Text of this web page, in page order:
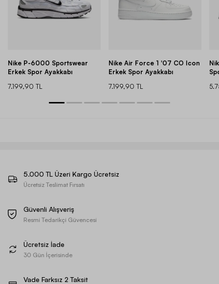
Nike P-6000 Sportswear
Erkek Spor Ayakkabı
7.199,90 TL
Nike Air Force 1 '07 CO Icon
Erkek Spor Ayakkabı
7.199,90 TL
5.000 TL Üzeri Kargo Ücretsiz
Ücretsiz Teslimat Fırsatı
Güvenli Alışveriş
Resmi Tedarikçi Güvencesi
Ücretsiz İade
30 Gün İçerisinde
Vade Farksız 2 Taksit